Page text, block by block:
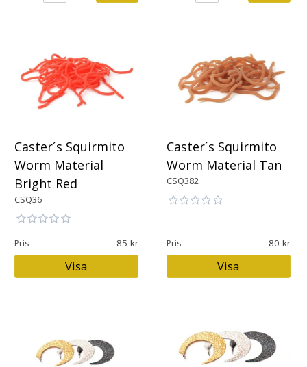
Caster´s Squirmito
Worm Material
Bright Red
CSQ36
Pris 85
Visa
Caster´s Squirmito
Worm Material Tan
CSQ382
Pris 80
Visa